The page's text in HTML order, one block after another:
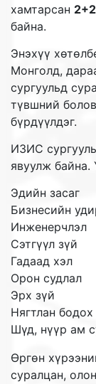
хамтарсан
байна.
Энэхүү
Монголд,
сургуульд
түвшний
бүрдүүлдэг.
ИЗИС
явуулж байна.
Эдийн засаг
Бизнесийн
Инженерчлэл
Сэтгүүл зүй
Гадаад хэл
Орон судлал
Эрх зүй
Нягтлан бодох
Шүд, нүүр ам
Өргөн
суралцан,